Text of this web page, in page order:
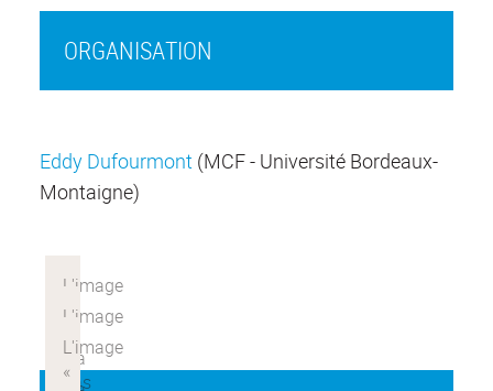
ORGANISATION
Eddy Dufourmont (MCF - Université Bordeaux-
Montaigne)